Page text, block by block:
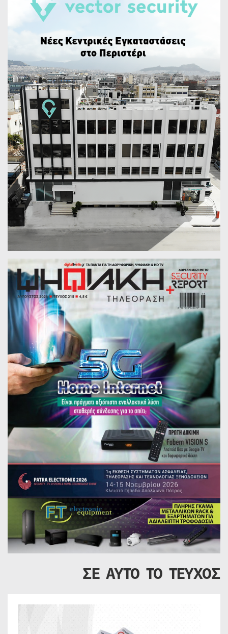
ΣΕ ΑΥΤΟ ΤΟ ΤΕΥΧΟΣ